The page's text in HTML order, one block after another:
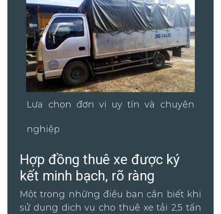
Lựa chọn đơn vị uy tín và chuyên
nghiệp
Hợp đồng thuê xe được ký
kết minh bạch, rõ ràng
Một trong những điều bạn cần biết khi
sử dụng dịch vụ cho thuê xe tải 2,5 tấn